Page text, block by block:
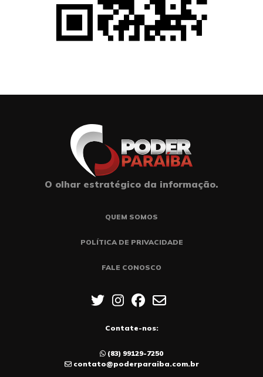
O olhar estratégico da informação.
QUEM SOMOS
POLÍTICA DE PRIVACIDADE
FALE CONOSCO
Contate-nos:
(83) 99129-7250
contato@poderparaiba.com.br